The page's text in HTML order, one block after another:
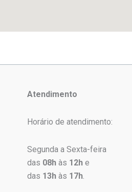
Atendimento
Horário de atendimento:
Segunda a Sexta-feira
das 08hàs 12he
das 13hàs 17h.